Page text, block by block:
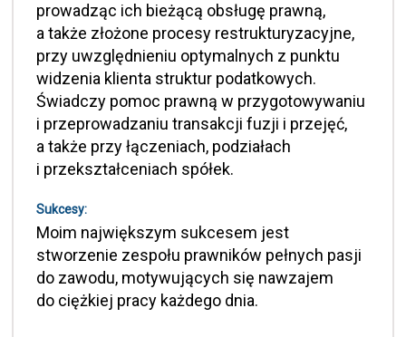
prowadząc ich bieżącą obsługę prawną,
a także złożone procesy restrukturyzacyjne,
przy uwzględnieniu optymalnych z punktu
widzenia klienta struktur podatkowych.
Świadczy pomoc prawną w przygotowywaniu
i przeprowadzaniu transakcji fuzji i przejęć,
a także przy łączeniach, podziałach
i przekształceniach spółek.
Sukcesy:
Moim największym sukcesem jest
stworzenie zespołu prawników pełnych pasji
do zawodu, motywujących się nawzajem
do ciężkiej pracy każdego dnia.